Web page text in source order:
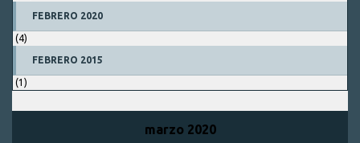
FEBRERO 2020
(4)
FEBRERO 2015
(1)
marzo 2020